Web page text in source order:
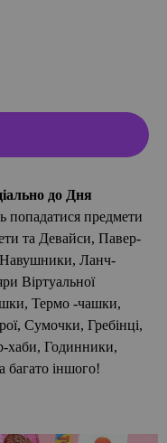
до Дня
попадатися предмети
та Девайси, Павер-
Навушники, Ланч-
Віртуальної
Термо -чашки,
Сумочки, Гребінці,
хаби, Годинники,
багато іншого!